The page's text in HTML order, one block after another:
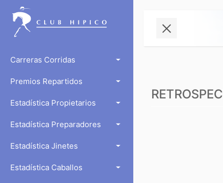
Carreras Corridas
Premios Repartidos
Estadística Propietarios
Estadística Preparadores
Estadística Jinetes
Estadística Caballos